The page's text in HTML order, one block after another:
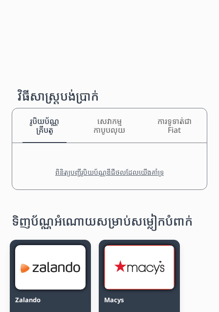
វិធីសាស្រ្តបង់ប្រាក់
រូបិយប័ណ្ណ
គ្រីបតូ
សេវាកម្ម
កាបូបលុយ
ការទូទាត់ជា
Fiat
ពិនិត្យបញ្ជីរូបិយប័ណ្ណឌីជីថលដែលយើងគាំទ្រ
ទិញប័ណ្ណអំណោយសម្រាប់សម្លៀកបំពាក់
Zalando Macys